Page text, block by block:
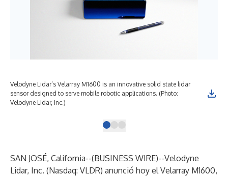
Velodyne Lidar’s Velarray M1600 is an innovative solid state lidar
sensor designed to serve mobile robotic applications. (Photo:
Velodyne Lidar, Inc.)
SAN JOSÉ, California--(BUSINESS WIRE)--Velodyne
Lidar, Inc. (Nasdaq: VLDR) anunció hoy el Velarray M1600,